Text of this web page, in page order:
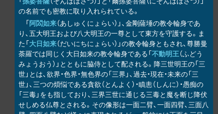
の名前でも密教に取り入れられている。
「阿閦如来（あしゅくにょらい）」、金剛薩埵の教令輪身であ
り、五大明王および八大明王の一尊として東方を守護する。ま
た「大日如来（だいにちにょらい）」の教令輪身ともされ、尊勝曼
荼羅では同じく大日如来の教令輪身である「不動明王（ふどう
みょうおう）」とともに脇侍として配される。降三世明王の「三
世」とは、欲界・色界・無色界の「三界」、過去・現在・未来の「三
世」、三つの煩悩である貪欲（とんよく）・瞋恚（しんに）・愚痴の
「三毒」をも指しており、三界三世に通じる三毒と魔を断じ降伏
せしめる仏尊とされる。その像形は一面二臂、一面四臂、三面八